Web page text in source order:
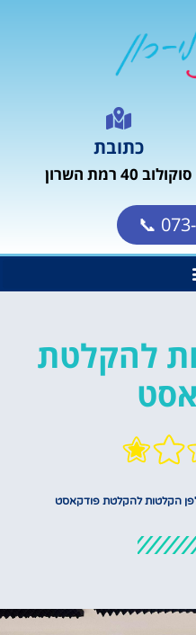
כתובת
סוקולוב 40 רמת השרון
073-
להקלטת
הקלטות להקלטת פודקאסט